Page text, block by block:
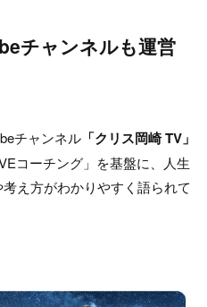
チャンネルも運営
チャンネル 「クリス岡崎 TV」
コーチング」を基盤に、人生
え方がわかりやすく語られて